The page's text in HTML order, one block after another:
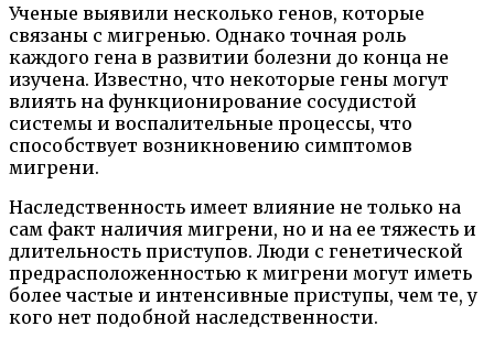
Ученые выявили несколько генов, которые
связаны с мигренью. Однако точная роль
каждого гена в развитии болезни до конца не
изучена. Известно, что некоторые гены могут
влиять на функционирование сосудистой
системы и воспалительные процессы, что
способствует возникновению симптомов
мигрени.
Наследственность имеет влияние не только на
сам факт наличия мигрени, но и на ее тяжесть и
длительность приступов. Люди с генетической
предрасположенностью к мигрени могут иметь
более частые и интенсивные приступы, чем те, у
кого нет подобной наследственности.